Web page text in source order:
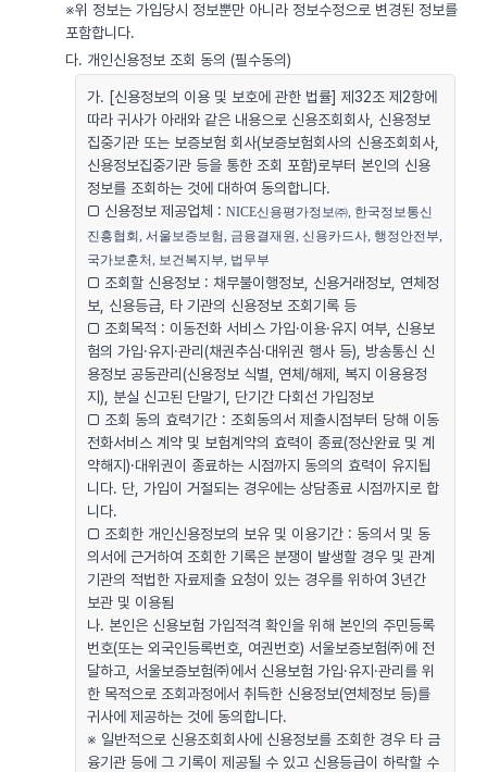
※위 정보는 가입당시 정보뿐만 아니라 정보수정으로 변경된 정보를
포함합니다.
다. 개인신용정보 조회 동의 (필수동의)
가. [신용정보의 이용 및 보호에 관한 법률] 제32조 제2항에
따라 귀사가 아래와 같은 내용으로 신용조회회사, 신용정보
집중기관 또는 보증보험 회사(보증보험회사의 신용조회회사,
신용정보집중기관 등을 통한 조회 포함)로부터 본인의 신용
정보를 조회하는 것에 대하여 동의합니다.
□ 신용정보 제공업체 :NICE신용평가정보㈜, 한국정보통신
진흥협회, 서울보증보험, 금융결재원, 신용카드사, 행정안전부,
국가보훈처, 보건복지부, 법무부
□ 조회할 신용정보 : 채무불이행정보, 신용거래정보, 연체정
보, 신용등급, 타 기관의 신용정보 조회기록 등
□ 조회목적 : 이동전화 서비스 가입·이용·유지 여부, 신용보
험의 가입·유지·관리(채권추심·대위권 행사 등), 방송통신 신
용정보 공동관리(신용정보 식별, 연체/해제, 복지 이용용정
지), 분실 신고된 단말기, 단기간 다회선 가입정보
□ 조회 동의 효력기간 : 조회동의서 제출시점부터 당해 이동
전화서비스 계약 및 보험계약의 효력이 종료(정산완료 및 계
약해지)·대위권이 종료하는 시점까지 동의의 효력이 유지됩
니다. 단, 가입이 거절되는 경우에는 상담종료 시점까지로 합
니다.
□ 조회한 개인신용정보의 보유 및 이용기간 : 동의서 및 동
의서에 근거하여 조회한 기록은 분쟁이 발생할 경우 및 관계
기관의 적법한 자료제출 요청이 있는 경우를 위하여 3년간
보관 및 이용됨
나. 본인은 신용보험 가입적격 확인을 위해 본인의 주민등록
번호(또는 외국인등록번호, 여권번호) 서울보증보험㈜에 전
달하고, 서울보증보험㈜에서 신용보험 가입·유지·관리를 위
한 목적으로 조회과정에서 취득한 신용정보(연체정보 등)를
귀사에 제공하는 것에 동의합니다.
※ 일반적으로 신용조회회사에 신용정보를 조회한 경우 타 금
융기관 등에 그 기록이 제공될 수 있고 신용등급이 하락할 수